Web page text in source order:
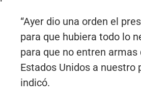
“Ayer dio una orden el
para que hubiera todo lo
para que no entren armas
Estados Unidos a nuestro
indicó.